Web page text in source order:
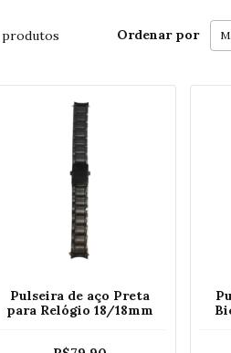
produtos Ordenar por
Pulseira de aço Preta
para Relógio 18/18mm